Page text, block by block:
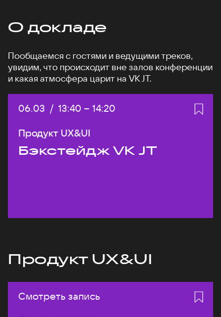
О докладе
Пообщаемся с гостями и ведущими треков,
увидим, что происходит вне залов конференции
и какая атмосфера царит на VK JT.
Дата:
06.03 / Начало:
13:40 – Конец:
14:20
Продукт UX&UI
Бэкстейдж VK JT
Продукт UX&UI
Смотреть запись